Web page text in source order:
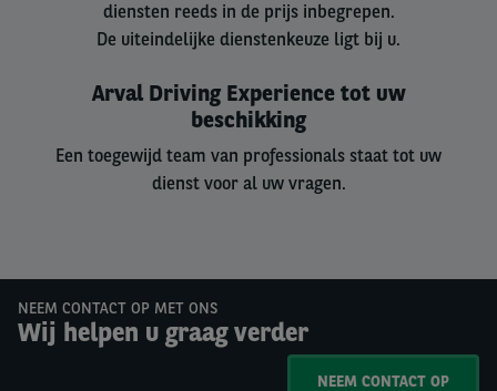
diensten reeds in de prijs inbegrepen.
De uiteindelijke dienstenkeuze ligt bij u.
Arval Driving Experience tot uw
beschikking
Een toegewijd team van professionals staat tot uw
dienst voor al uw vragen.
NEEM CONTACT OP MET ONS
Wij helpen u graag verder
NEEM CONTACT OP